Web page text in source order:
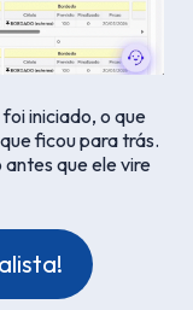
iniciado, o que
ficou para trás.
que ele vire